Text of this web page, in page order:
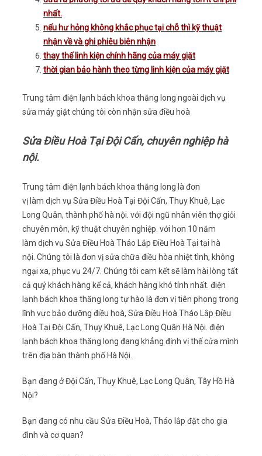
nhất.
nếu hư hỏng không khắc phục tại chỗ thì kỹ thuật
nhận về và ghi phiêu biên nhận
thay thế linh kiện chính hãng của máy giặt
thời gian bảo hành theo từng linh kiện của máy giặt
Trung tâm điện lạnh bách khoa thăng long ngoài dịch vụ
sửa máy giặt chúng tôi còn nhận sửa điều hoà
Sửa Điều Hoà Tại Đội Cấn, chuyên nghiệp hà
nội.
Trung tâm điện lạnh bách khoa thăng long là đơn
vị làm dịch vụ Sửa Điều Hoà Tại Đội Cấn, Thụy Khuê, Lạc
Long Quân, thành phố hà nội. với đội ngũ nhân viên thợ giỏi
chuyên môn, kỹ thuật chuyên nghiệp. với hơn 10 năm
làm dịch vụ Sửa Điều Hoà Tháo Lắp Điều Hoà Tại tại hà
nội. Chúng tôi là đơn vị sửa chữa điều hòa nhiệt tình, không
ngại xa, phục vụ 24/7. Chúng tôi cam kết sẽ làm hài lòng tất
cả quý khách hàng kể cả, khách hàng khó tính nhất. điện
lạnh bách khoa thăng long tự hào là đơn vị tiên phong trong
lĩnh vực bảo dưỡng điều hoà, Sửa Điều Hoà Tháo Lắp Điều
Hoà Tại Đội Cấn, Thụy Khuê, Lạc Long Quân Hà Nội. điện
lạnh bách khoa thăng long đang khẳng định vị thế cửa mình
trên địa bàn thành phố Hà Nội.
Bạn đang ở Đội Cấn, Thụy Khuê, Lạc Long Quân, Tây Hồ Hà
Nội?
Bạn đang có nhu cầu Sửa Điều Hoà, Tháo lắp đặt cho gia
đình và cơ quan?